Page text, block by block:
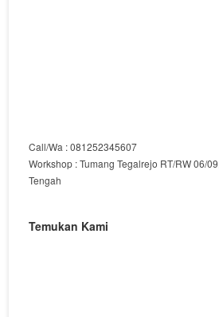
Call/Wa : 081252345607
Workshop : Tumang Tegalrejo RT/RW 06/
Tengah
Temukan Kami